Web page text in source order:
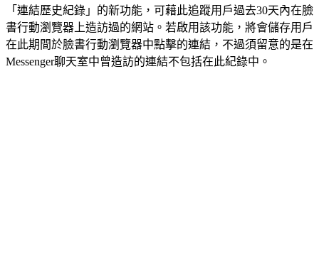
書行動瀏覽器上造訪過的網站。若啟用該功能，將會儲存用戶
在此期間於臉書行動瀏覽器中點擊的連結，不過須留意的是在
Messenger聊天室中曾造訪的連結不包括在此紀錄中。